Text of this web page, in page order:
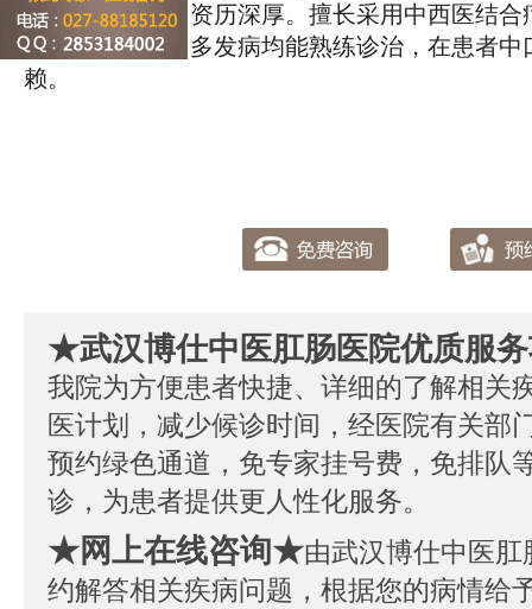
富的临床经验，资历深厚。擅长采用中西医结
对胃肠常见病、多发病均能熟练诊治，在患者
赖。
★武汉博仕中医肛肠医院优质服
我院为方便患者快捷、详细的了解相关
医计划，减少候诊时间，经医院有关部
预约绿色通道，免专家挂号费，免排队
诊，为患者提供更人性化服务。
★网上在线咨询★由武汉博仕中医
约解答相关疾病问题，根据您的病情给